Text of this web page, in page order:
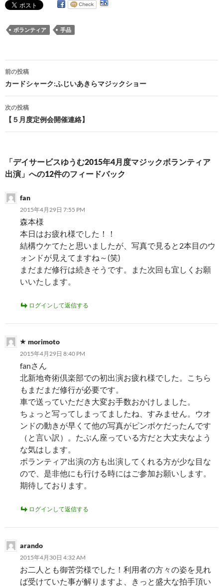
ボランティア 手品
投
稿
ナ
ビ
ー
シ
ョ
ン
前の投稿
カードシャーク:ふじいあきらマジックショー
次の投稿
【５月度定例会開催連絡】
「デイサービスゆうむ2015年4月度マジックボランティア
出演」への12件のフィードバック
fan
2015年4月29日 7:55 PM
森本様
本日はお疲れ様でした！！
結構ウケてたと思いましたが、写真で見ると2本目のウ
ォンドが見えてますね～(笑)
まだまだ修行は続きそうです。また次回も宜しくお願
いいたします。
ログインして返信する
morimoto
2015年4月29日 8:40 PM
fanさん
北新地奇術倶楽部での初出演お疲れ様でした。こちら
もまだまだ修行が必要です。
車で送っていただき大変お手数おかけしました。
ちょっと写ってしまってましたね、すみません。ウオ
ンドの動きが早くて他の写真がピンボケだったんです
（と言い訳）。たぶん座っている方だと大丈夫なよう
な気はします。
ボランティア出演の方も出演してくれる方が少な目な
ので、是非他にも行ける時にはご参加お願いします。
期待しております。
ログインして返信する
arando
2015年4月30日 4:32 AM
お二人とも御苦労様でした！利用者の方々の姿を見れ
ば受けていた事が解りますよ、きっと盛大な拍手頂い